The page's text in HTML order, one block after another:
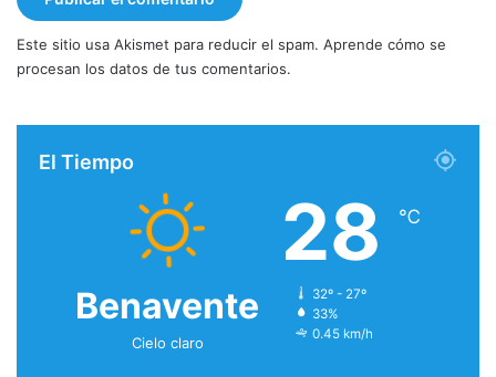
Este sitio usa Akismet para reducir el spam. Aprende cómo se
procesan los datos de tus comentarios.
El Tiempo
Benavente
Cielo claro
28 ℃
32º - 27º
33%
0.45 km/h